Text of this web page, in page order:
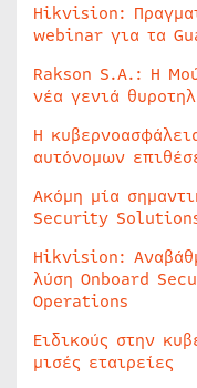
Hikvision:
webinar για τα
Rakson S.A.: Η
νέα γενιά
Η
αυτόνομων
Ακόμη μία
Security
Hikvision:
λύση Onboard
Operations
Ειδικούς στην
μισές εταιρείες